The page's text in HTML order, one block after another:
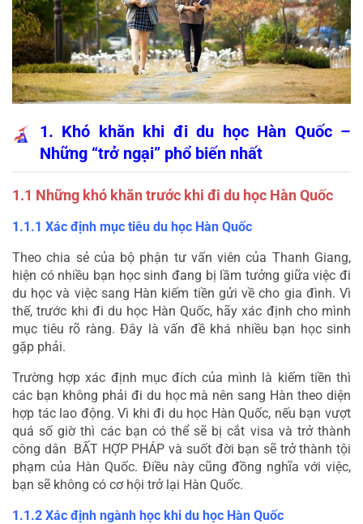
1. Khó khăn khi đi du học Hàn Quốc –
Những “trở ngại” phổ biến nhất
1.1 Những khó khăn trước khi đi du học Hàn Quốc
1.1.1 Xác định mục tiêu du học Hàn Quốc
Theo chia sẻ của bộ phận tư vấn viên của Thanh Giang,
hiện có nhiều bạn học sinh đang bị lầm tưởng giữa việc đi
du học và việc sang Hàn kiếm tiền gửi về cho gia đình. Vì
thế, trước khi đi du học Hàn Quốc, hãy xác định cho mình
mục tiêu rõ ràng. Đây là vấn đề khá nhiều bạn học sinh
gặp phải.
Trường hợp xác định mục đích của mình là kiếm tiền thì
các bạn không phải đi du học mà nên sang Hàn theo diện
hợp tác lao động. Vì khi đi du học Hàn Quốc, nếu bạn vượt
quá số giờ thì các bạn có thể sẽ bị cắt visa và trở thành
công dân  BẤT HỢP PHÁP và suốt đời bạn sẽ trở thành tội
phạm của Hàn Quốc. Điều này cũng đồng nghĩa với việc,
bạn sẽ không có cơ hội trở lại Hàn Quốc.
1.1.2 Xác định ngành học khi du học Hàn Quốc